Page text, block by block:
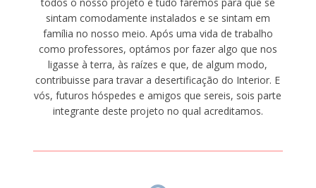
sintam comodamente instalados e se sintam em
família no nosso meio. Após uma vida de trabalho
como professores, optámos por fazer algo que nos
ligasse à terra, às raízes e que, de algum modo,
contribuisse para travar a desertificação do Interior. E
vós, futuros hóspedes e amigos que sereis, sois parte
integrante deste projeto no qual acreditamos.